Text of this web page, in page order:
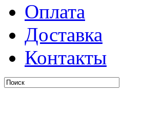
Оплата
Доставка
Контакты